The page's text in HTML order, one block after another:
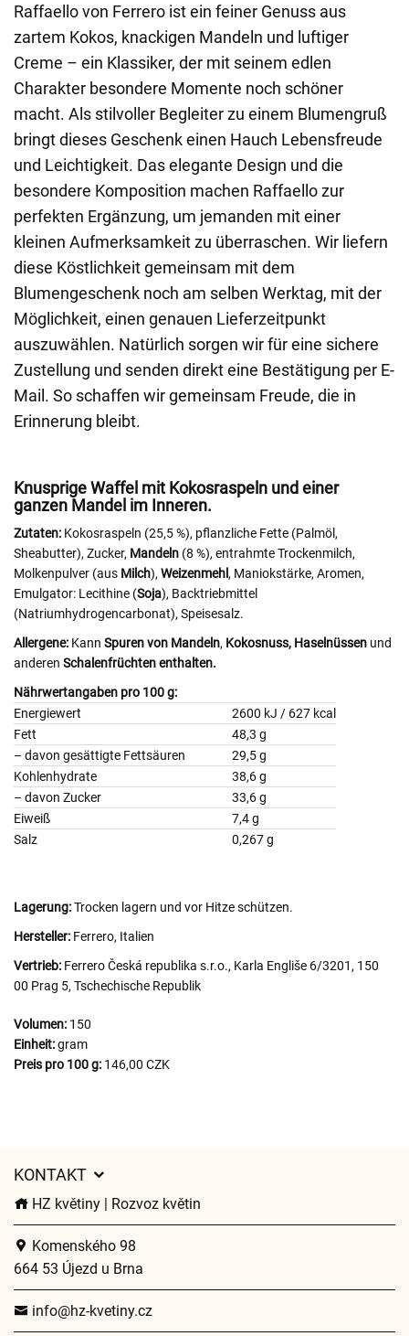
Raffaello von Ferrero ist ein feiner Genuss aus
zartem Kokos, knackigen Mandeln und luftiger
Creme – ein Klassiker, der mit seinem edlen
Charakter besondere Momente noch schöner
macht. Als stilvoller Begleiter zu einem Blumengruß
bringt dieses Geschenk einen Hauch Lebensfreude
und Leichtigkeit. Das elegante Design und die
besondere Komposition machen Raffaello zur
perfekten Ergänzung, um jemanden mit einer
kleinen Aufmerksamkeit zu überraschen. Wir liefern
diese Köstlichkeit gemeinsam mit dem
Blumengeschenk noch am selben Werktag, mit der
Möglichkeit, einen genauen Lieferzeitpunkt
auszuwählen. Natürlich sorgen wir für eine sichere
Zustellung und senden direkt eine Bestätigung per E-
Mail. So schaffen wir gemeinsam Freude, die in
Erinnerung bleibt.
Knusprige Waffel mit Kokosraspeln und einer
ganzen Mandel im Inneren.
Zutaten: Kokosraspeln (25,5 %), pflanzliche Fette (Palmöl,
Sheabutter), Zucker, Mandeln (8 %), entrahmte Trockenmilch,
Molkenpulver (aus Milch), Weizenmehl , Maniokstärke, Aromen,
Emulgator: Lecithine (Soja), Backtriebmittel
(Natriumhydrogencarbonat), Speisesalz.
Allergene: Kann Spuren von Mandeln, Kokosnuss, Haselnüssen und
anderen Schalenfrüchten enthalten.
Nährwertangaben pro 100 g:
Energiewert
2600 kJ / 627 kcal
Fett
48,3 g
– davon gesättigte Fettsäuren 29,5 g
Kohlenhydrate
38,6 g
– davon Zucker
33,6 g
Eiweiß
7,4 g
Salz
0,267 g
Lagerung:Trocken lagern und vor Hitze schützen.
Hersteller: Ferrero, Italien
Vertrieb: Ferrero Česká republika s.r.o., Karla Engliše 6/3201, 150
00 Prag 5, Tschechische Republik
Volumen: 150
Einheit:gram
Preis pro 100 g: 146,00 CZK
KONTAKT
HZ květiny | Rozvoz květin
Komenského 98
664 53 Újezd u Brna
info@hz-kvetiny.cz